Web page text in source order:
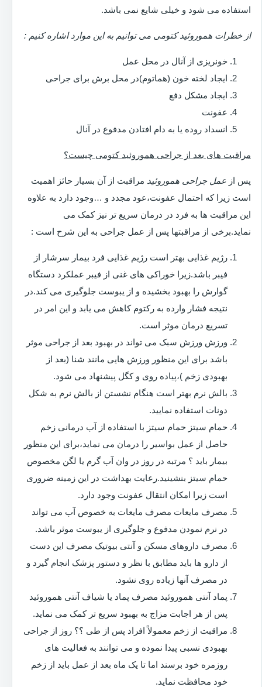
استفاده می شود و خیلی شایع نمی باشد.
از خطرات هموروئید کتومی می توانیم به این موارد اشاره کنیم :
خونریزی از آنال در محل عمل
ایجاد لخته خون (هماتوم)در محل برش برای جراحی
ایجاد مشکل دفع
عفونت
انسداد روده یا به دام افتادن مدفوع در آنال
مراقبت های بعد از جراحی هموروئید کتومی چیست؟
پس از عمل جراحی هموروئید مراقبت از آن بسیار حائز اهمیت
است زیرا که احتمال عفونت،عود مجدد و …وجود دارد به علاوه
این مراقبت ها به فرد در درمان سریع تر نیز کمک می
نماید.برخی از مراقبتها پس از عمل جراحی به این شرح است :
رژیم غذایی بهتر است رژیم غذایی فرد بیمار سرشار از
فیبر باشد.زیرا خوراکی های غنی از فیبر عملکرد دستگاه
گوارش را بهبود بخشیده و از یبوست جلوگیری می کند.در
نتیجه فشار وارده به رکتوم کاهش می یابد و این امر در
تسریع درمان موثر است.
ورزش ورزش سبک می تواند در بهبود بعد از جراحی موثر
باشد برای این منظور ورزش هایی مانند شنا (بعد از
بهبودی زخم )،پیاده روی و کگل پیشنهاد می شود.
بالش نرم بهتر است هنگام نشستن از بالش نرم به شکل
دونات استفاده نمایید.
حمام سیتز حمام سیتز با استفاده از آب درمانی زخم
حاصل از عمل بواسیر را درمان می نماید،برای این منظور
بیمار باید ؟ مرتبه در روز در وان آب گرم یا لگن مخصوص
حمام سیتز بنشینید.رعایت بهداشت در این زمینه ضروری
است زیرا امکان انتقال عفونت وجود دارد.
مصرف مایعات مصرف مایعات به خصوص آب می تواند
در نرم نمودن مدفوع و جلوگیری از یبوست موثر باشد.
مصرف داروهای مسکن و آنتی بیوتیک مصرف این دست
از دارو ها باید مطابق با نظر و دستور پزشک انجام گیرد و
در مصرف آنها زیاده روی نشود.
پماد آنتی هموروئید مصرف پماد یا شیاف آنتی هموروئید
پس از هر اجابت مزاج به بهبود سریع تر کمک می نماید.
مراقبت از زخم معمولاً افراد پس از طی ؟؟ روز از جراحی
بهبودی نسبی پیدا نموده و می توانند به فعالیت های
روزمره خود برسند اما تا یک ماه بعد از عمل باید از زخم
خود محافظت نماید.